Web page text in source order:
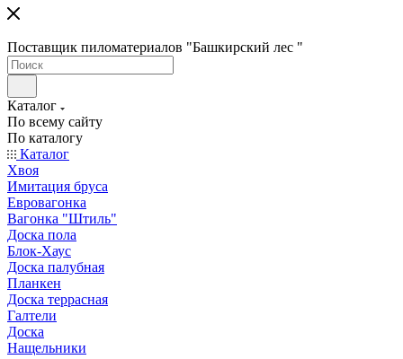
Поставщик пиломатериалов "Башкирский лес "
Каталог
По всему сайту
По каталогу
Каталог
Хвоя
Имитация бруса
Евровагонка
Вагонка "Штиль"
Доска пола
Блок-Хаус
Доска палубная
Планкен
Доска террасная
Галтели
Доска
Нащельники